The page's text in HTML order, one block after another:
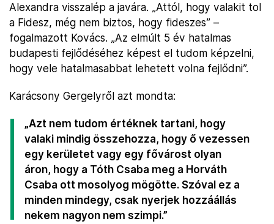
Alexandra visszalép a javára. „Attól, hogy valakit tol
a Fidesz, még nem biztos, hogy fideszes” –
fogalmazott Kovács. „Az elmúlt 5 év hatalmas
budapesti fejlődéséhez képest el tudom képzelni,
hogy vele hatalmasabbat lehetett volna fejlődni”.
Karácsony Gergelyről azt mondta:
„Azt nem tudom értéknek tartani, hogy
valaki mindig összehozza, hogy ő vezessen
egy kerületet vagy egy fővárost olyan
áron, hogy a Tóth Csaba meg a Horváth
Csaba ott mosolyog mögötte. Szóval ez a
minden mindegy, csak nyerjek hozzáállás
nekem nagyon nem szimpi.”